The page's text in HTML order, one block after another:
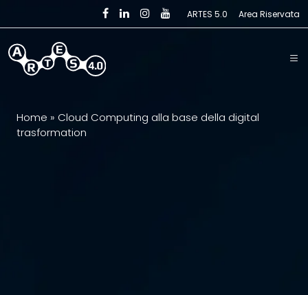
Skip to main content ARTES 5.0 Area Riservata
Home » Cloud Computing alla base della digital
trasformation